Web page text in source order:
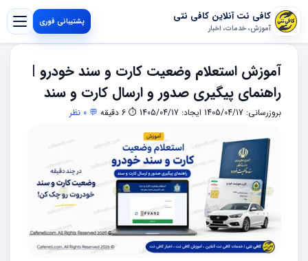
کافی نت آنلاین کافی نتی
آموزش، خدمات، اخبار
پشتیبانی فوری
آموزش استعلام وضعیت کارت و سند خودرو |
راهنمای پیگیری صدور و ارسال کارت و سند
بروزرسانی: 1405/04/17 ایجاد: 1405/04/17 ⏱ 6 دقیقه 💬 0 نظر